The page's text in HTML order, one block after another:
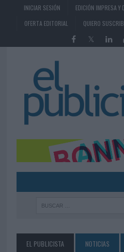
INICIAR SESIÓN EDICIÓN IMPRESA Y
OFERTA EDITORIAL
QUIERO
EL PUBLICISTA NOTICIAS